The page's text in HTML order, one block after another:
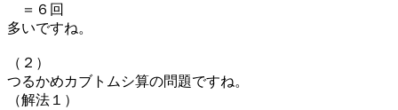
＝６回
多いですね。
（２）
つるかめカブトムシ算の問題ですね。
（解法１）